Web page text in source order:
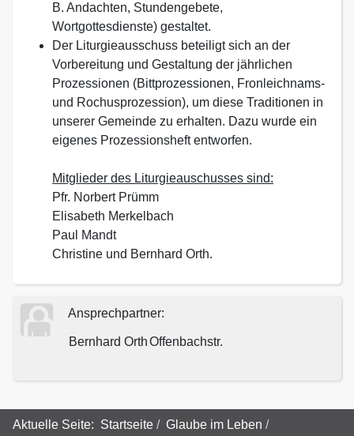
B. Andachten, Stundengebete,
Wortgottesdienste) gestaltet.
Der Liturgieausschuss beteiligt sich an der
Vorbereitung und Gestaltung der jährlichen
Prozessionen (Bittprozessionen, Fronleichnams-
und Rochusprozession), um diese Traditionen in
unserer Gemeinde zu erhalten. Dazu wurde ein
eigenes Prozessionsheft entworfen.
Mitglieder des Liturgieauschusses sind:
Pfr. Norbert Prümm
Elisabeth Merkelbach
Paul Mandt
Christine und Bernhard Orth.
Ansprechpartner:
Bernhard OrthOffenbachstr.
Aktuelle Seite: Startseite
Glaube im Leben